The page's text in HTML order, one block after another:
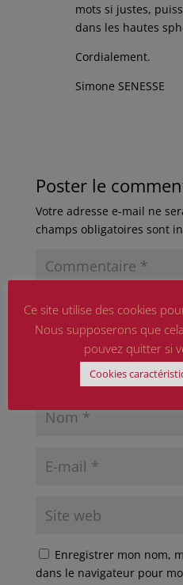
mots si justes,
dans les hautes
Cordialement.
Simone SENESSE
Poster le
Votre adresse e-mail ne
champs obligatoires sont
Enregistrer mon nom,
dans le navigateur pour
Ce site utilise des cookies
Nous supposerons que
pouvez quitter si
Cookies